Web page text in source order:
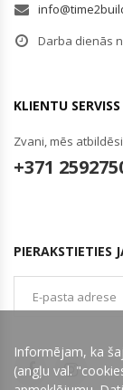
Darba dienās
KLIENTU SERVISS
Zvani, mēs
+371
PIERAKSTIETIES
Informējam, ka
(angļu val.